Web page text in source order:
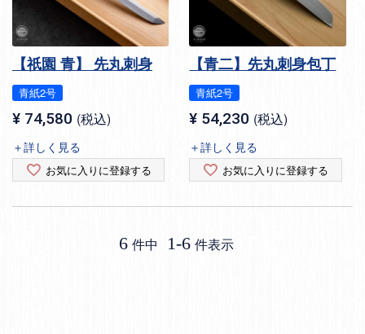
【祇園 青】 先丸刺身
青紙2号
¥ 74,580 税込
＋詳しく見る
お気に入りに登録する
【青二】先丸刺身包丁
青紙2号
¥ 54,230 税込
＋詳しく見る
お気に入りに登録する
6 件中 1-6 件表示